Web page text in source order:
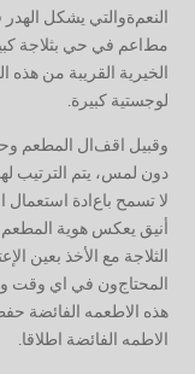
النعمةوالتي يشكل الهدر
مط عم في حي بثلاجة
الخيرية القريبة من هذه
لوجستية كبيرة.
وقبيل اقف ال المطعم
دون لمس، يتم الترتيب
لا تسمح باع دة استعمال
أنيق يعكس هوية
الثلاجة مع الأخذ بعين
المحتاجون في اي وقت
هذه الاطعمه الفائضة
الاطمه الفائضة اطلاقا.